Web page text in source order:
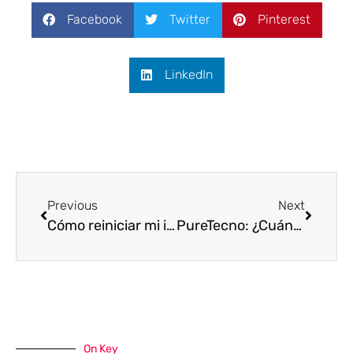
Facebook Twitter Pinterest
LinkedIn
Previous
Cómo reiniciar mi iPhone: PureTecno te explicará qué hacer
Next
PureTecno: ¿Cuántas actualizaciones le quedan al iPhone 11?
On Key